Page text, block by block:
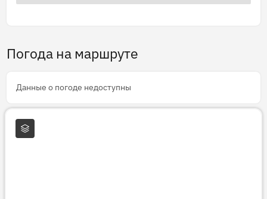
Погода на маршруте
Данные о погоде недоступны